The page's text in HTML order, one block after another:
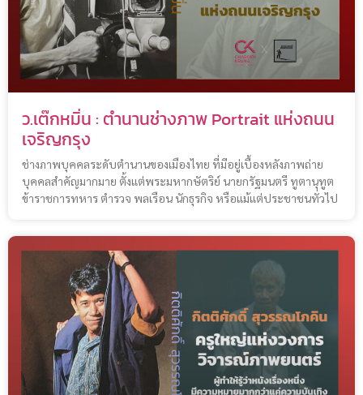
ว.เต๊กหมิ่น : ตำนานช่างภาพ Portrait แห่งถนน
เจริญกรุง
ช่างภาพบุคคลระดับตำนานของเมืองไทย ที่มีอยู่เบื้องหลังภาพถ่าย
บุคคลสำคัญมากมาย ตั้งแต่พระมหากษัตริย์ นายกรัฐมนตรี ทูตานุทูต
ข้าราชการทหาร ตำรวจ พลเรือน นักธุรกิจ หรือแม้แต่ประชาชนทั่วไป